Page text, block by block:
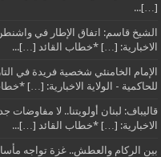
[…]...
الشيخ قاسم: اتفاق الإطار في
الاخبارية: […] *خطاب القائد […]...
الإمام الخامنئي شخصية فريدة في
للحاكمية - الولاية الاخبارية: […]
قاليباف: لبنان أولويتنا.. لا مفاوضات
الاخبارية: […] *خطاب القائد […]...
بين الركام والعطش.. غزة تواجه